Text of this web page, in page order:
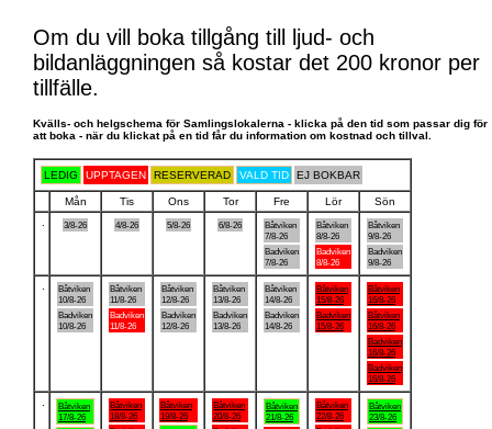
Om du vill boka tillgång till ljud- och
bildanläggningen så kostar det 200 kronor per
tillfälle.
Kvälls- och helgschema för Samlingslokalerna - klicka på den tid som passar dig för
att boka - när du klickat på en tid får du information om kostnad och tillval.
LEDIG UPPTAGEN RESERVERAD VALD TID EJ BOKBAR
Mån Tis Ons Tor Fre Lör
Sön
3/8-26 4/8-26 5/8-26 6/8-26
Båtviken
7/8-26
Badviken
7/8-26
Båtviken
8/8-26
Badviken
8/8-26
Båtviken
9/8-26
Badviken
9/8-26
Båtviken
10/8-26
Badviken
10/8-26
Båtviken
11/8-26
Badviken
11/8-26
Båtviken
12/8-26
Badviken
12/8-26
Båtviken
13/8-26
Badviken
13/8-26
Båtviken
14/8-26
Badviken
14/8-26
Båtviken
15/8-26
Badviken
15/8-26
Båtviken
16/8-26
Båtviken
16/8-26
Badviken
16/8-26
Badviken
16/8-26
Båtviken
17/8-26
Båtviken
18/8-26
Båtviken
19/8-26
Båtviken
20/8-26
Båtviken
21/8-26
Båtviken
22/8-26
Båtviken
23/8-26